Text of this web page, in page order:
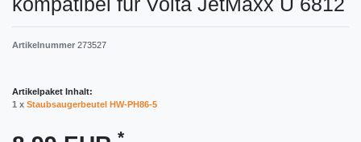
Artikelnummer 273527
Artikelpaket Inhalt:
1 x Staubsaugerbeutel HW-PH86-5
*